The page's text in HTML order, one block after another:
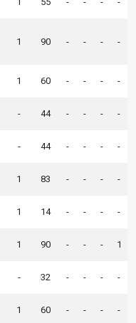
1 90 - - - -
1 60 - - - -
- 44 - - - -
- 44 - - - -
1 83 - - - -
1 14 - - - -
1 90 - - - 1
- 32 - - - -
1 60 - - - -